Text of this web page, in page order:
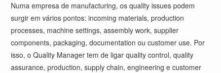
Numa empresa de manufacturing, os quality issues podem
surgir em vários pontos: incoming materials, production
processes, machine settings, assembly work, supplier
components, packaging, documentation ou customer use. Por
isso, o Quality Manager tem de ligar quality control, quality
assurance, production, supply chain, engineering e customer